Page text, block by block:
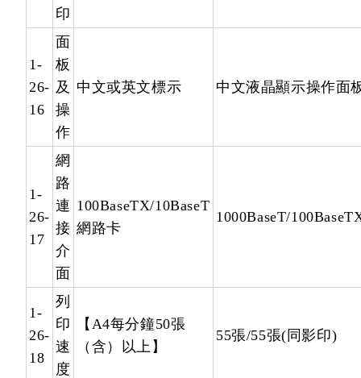
印
1-
26-
16
面
板
及
操
作
中文或英文標示 中文液晶顯示操作面
1-
26-
17
網
路
連
接
介
面
100BaseTX/10BaseT
網路卡
1000BaseT/
1-
26-
18
列
印
速
度
【A4每分鐘50張
（含）以上】
55張/55張(同影印)